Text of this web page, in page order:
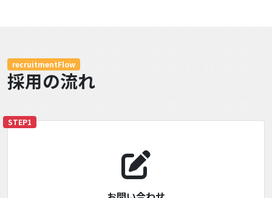
recruitmentFlow
採用の流れ
STEP1